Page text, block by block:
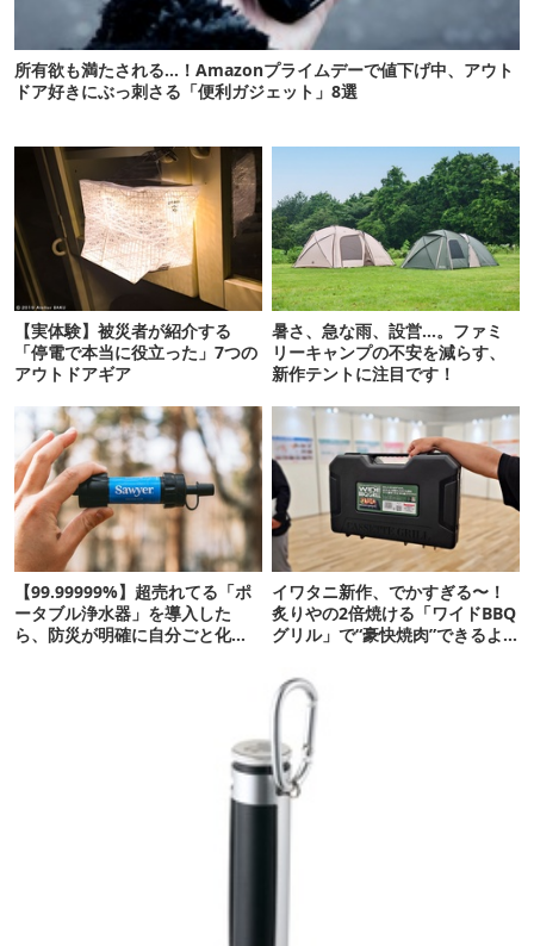
所有欲も満たされる…！Amazonプライムデーで値下げ中、アウト
ドア好きにぶっ刺さる「便利ガジェット」8選
【実体験】被災者が紹介する
「停電で本当に役立った」7つの
アウトドアギア
暑さ、急な雨、設営…。ファミ
リーキャンプの不安を減らす、
新作テントに注目です！
【99.99999%】超売れてる「ポ
ータブル浄水器」を導入した
ら、防災が明確に自分ごと化し
イワタニ新作、でかすぎる〜！
炙りやの2倍焼ける「ワイドBBQ
グリル」で“豪快焼肉”できるよ